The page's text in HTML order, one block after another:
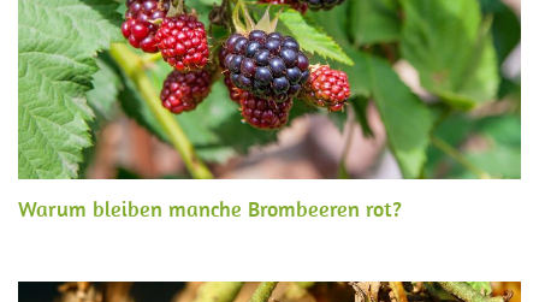
Warum bleiben manche Brombeeren rot?